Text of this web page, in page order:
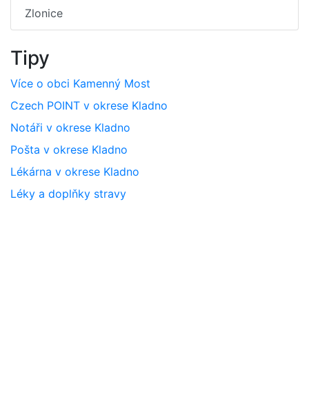
Zlonice
Tipy
Více o obci Kamenný Most
Czech POINT v okrese Kladno
Notáři v okrese Kladno
Pošta v okrese Kladno
Lékárna v okrese Kladno
Léky a doplňky stravy